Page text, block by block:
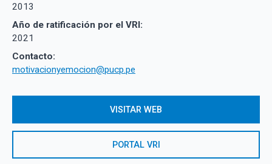
2013
Año de ratificación por el VRI:
2021
Contacto:
motivacionyemocion@pucp.pe
VISITAR WEB
PORTAL VRI